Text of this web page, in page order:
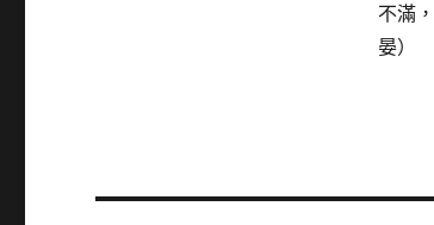
不滿，
晏）